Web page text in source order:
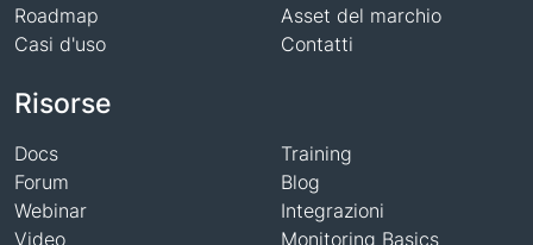
Roadmap
Casi d'uso
Risorse
Docs
Forum
Webinar
Video
Training
Blog
Integrazioni
Monitoring Basics
Asset del marchio
Contatti